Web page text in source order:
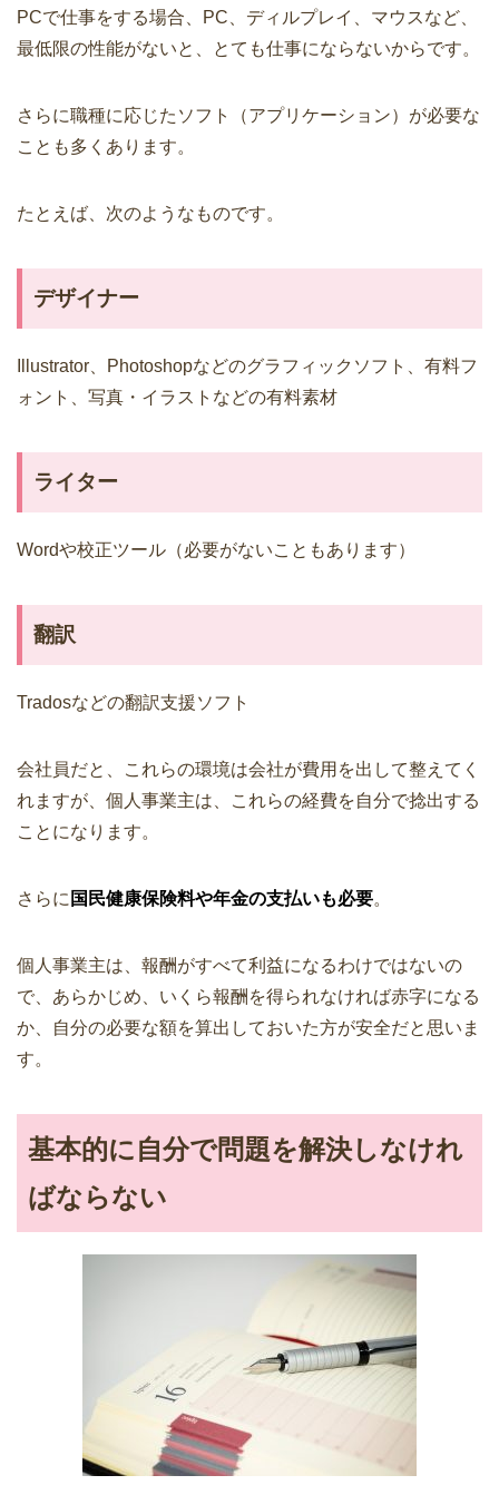
PCで仕事をする場合、PC、ディルプレイ、マウスなど、
最低限の性能がないと、とても仕事にならないからです。
さらに職種に応じたソフト（アプリケーション）が必要な
ことも多くあります。
たとえば、次のようなものです。
デザイナー
Illustrator、Photoshopなどのグラフィックソフト、有料フ
ォント、写真・イラストなどの有料素材
ライター
Wordや校正ツール（必要がないこともあります）
翻訳
Tradosなどの翻訳支援ソフト
会社員だと、これらの環境は会社が費用を出して整えてく
れますが、個人事業主は、これらの経費を自分で捻出する
ことになります。
さらに 国民健康保険料や年金の支払いも必要。
個人事業主は、報酬がすべて利益になるわけではないの
で、あらかじめ、いくら報酬を得られなければ赤字になる
か、自分の必要な額を算出しておいた方が安全だと思いま
す。
基本的に自分で問題を解決しなけれ
ばならない